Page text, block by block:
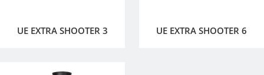
UE EXTRA SHOOTER 3 UE EXTRA SHOOTER 6